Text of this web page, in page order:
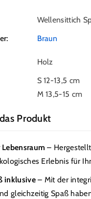
Wellensittich
Braun
Holz
S 12-13,5 cm
M 13,5-15 cm
Produkt
–
Erlebnis für
inklusive – Mit der
gleichzeitig Spaß